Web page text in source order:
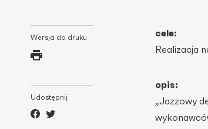
Wersja do druku
Udostępnij
cele:
Realizacja
opis:
„Jazzowy